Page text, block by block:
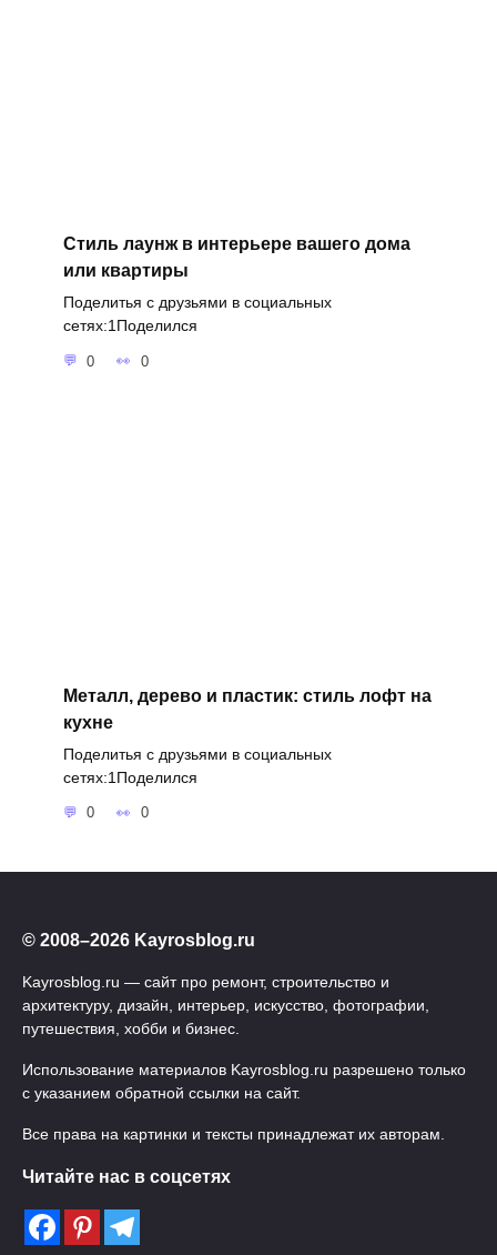
Cтиль лаунж в интерьере вашего дома
или квартиры
Поделитья с друзьями в социальных
сетях:1Поделился
0 0
Металл, дерево и пластик: стиль лофт на
кухне
Поделитья с друзьями в социальных
сетях:1Поделился
0 0
© 2008–2026 Kayrosblog.ru
Kayrosblog.ru — сайт про ремонт, строительство и
архитектуру, дизайн, интерьер, искусство, фотографии,
путешествия, хобби и бизнес.
Использование материалов Kayrosblog.ru разрешено только
с указанием обратной ссылки на сайт.
Все права на картинки и тексты принадлежат их авторам.
Читайте нас в соцсетях